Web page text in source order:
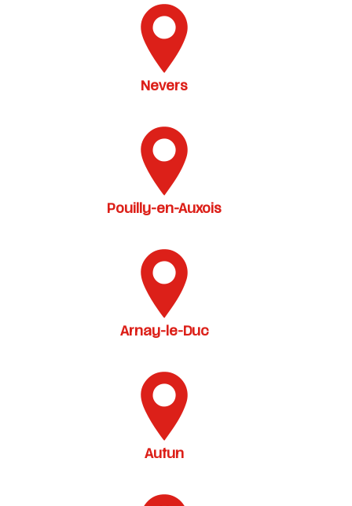
Nevers
Pouilly-en-Auxois
Arnay-le-Duc
Autun